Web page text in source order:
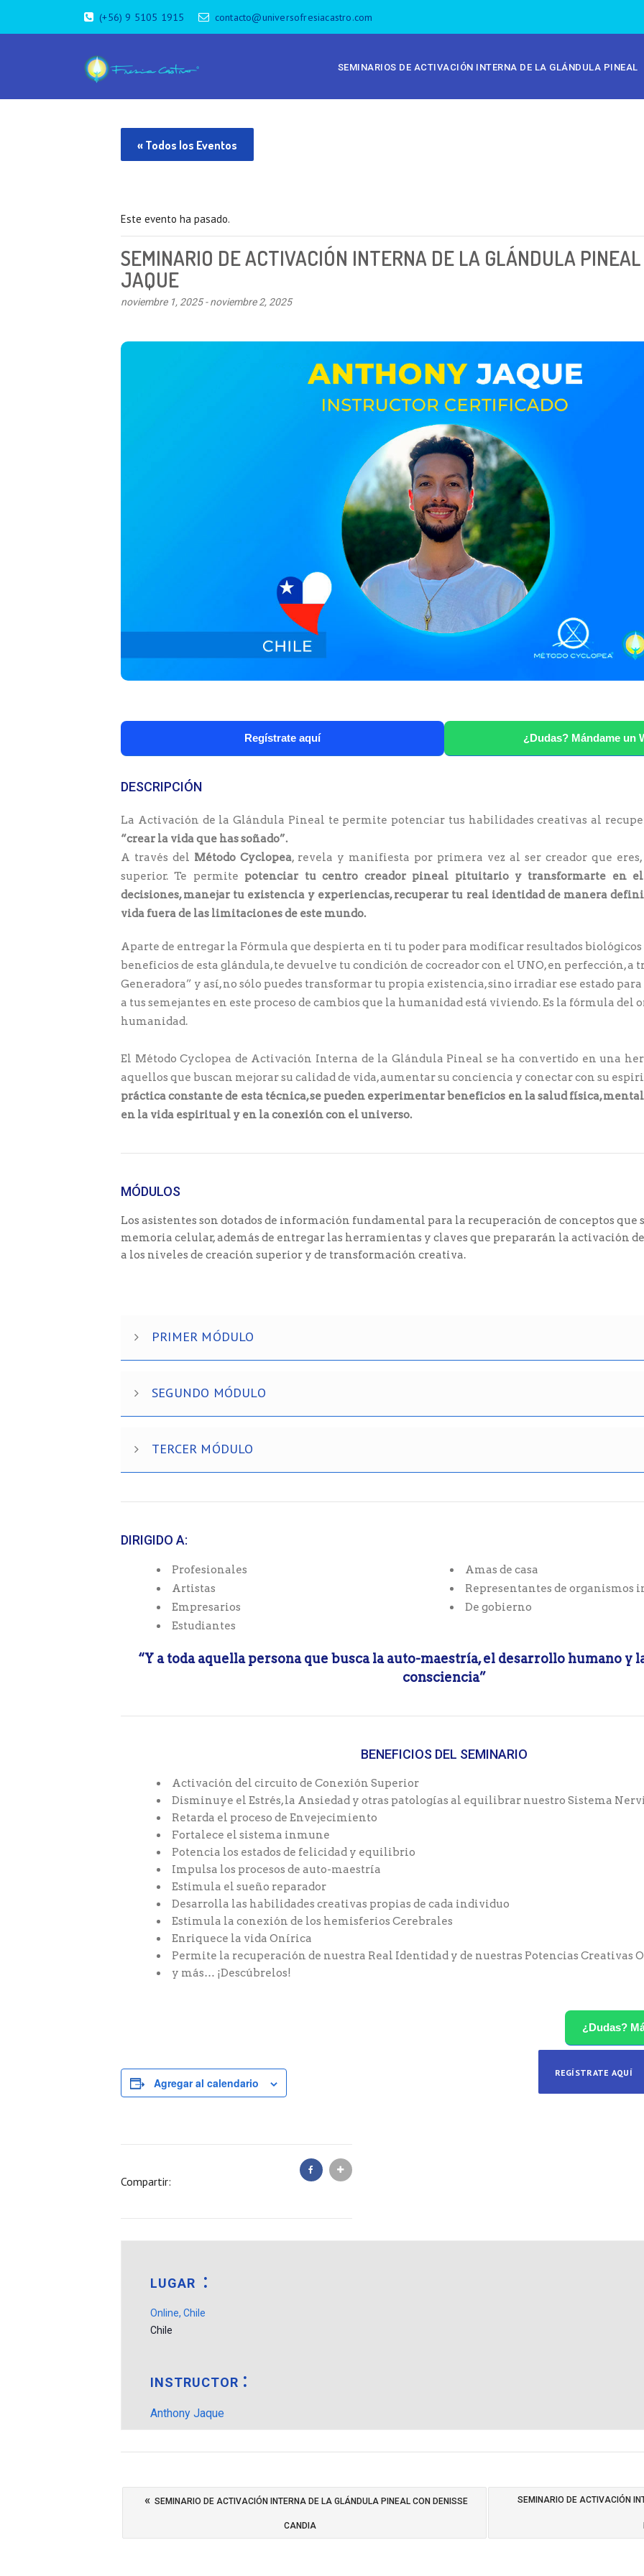
(+56) 9 5105 1915 contacto@universofresiacastro.com
SEMINARIOS DE ACTIVACIÓN INTERNA DE LA GLÁNDULA PINEAL
« Todos los Eventos
Este evento ha pasado.
SEMINARIO DE ACTIVACIÓN INTERNA DE LA GLÁNDULA
JAQUE
noviembre 1, 2025-noviembre 2, 2025
Regístrate aquí ¿Dudas? Mándame un
DESCRIPCIÓN
La Activación de la Glándula Pineal te permite potenciar tus habilidades creativas al
“crear la vida que has soñado”.
A través del Método Cyclopea, revela y manifiesta por primera vez al ser creador que
superior. Te permite potenciar tu centro creador pineal pituitario y transformarte en
decisiones, manejar tu existencia y experiencias, recuperar tu real identidad de manera
vida fuera de las limitaciones de este mundo.
Aparte de entregar la Fórmula que despierta en ti tu poder para modificar resultados
beneficios de esta glándula, te devuelve tu condición de cocreador con el UNO, en perfección, a
Generadora” y así, no sólo puedes transformar tu propia existencia, sino irradiar ese estado
a tus semejantes en este proceso de cambios que la humanidad está viviendo. Es la fórmula del
humanidad.
El Método Cyclopea de Activación Interna de la Glándula Pineal se ha convertido en una
aquellos que buscan mejorar su calidad de vida, aumentar su conciencia y conectar con su
práctica constante de esta técnica, se pueden experimentar beneficios en la salud física,
en la vida espiritual y en la conexión con el universo.
MÓDULOS
Los asistentes son dotados de información fundamental para la recuperación de conceptos que
memoria celular, además de entregar las herramientas y claves que prepararán la activación
a los niveles de creación superior y de transformación creativa.
PRIMER MÓDULO
SEGUNDO MÓDULO
TERCER MÓDULO
DIRIGIDO A:
Profesionales
Artistas
Empresarios
Estudiantes
Amas de casa
Representantes de organismos
De gobierno
“Y a toda aquella persona que busca la auto-maestría, el desarrollo humano y
consciencia”
BENEFICIOS DEL SEMINARIO
Activación del circuito de Conexión Superior
Disminuye el Estrés, la Ansiedad y otras patologías al equilibrar nuestro Sistema
Retarda el proceso de Envejecimiento
Fortalece el sistema inmune
Potencia los estados de felicidad y equilibrio
Impulsa los procesos de auto-maestría
Estimula el sueño reparador
Desarrolla las habilidades creativas propias de cada individuo
Estimula la conexión de los hemisferios Cerebrales
Enriquece la vida Onírica
Permite la recuperación de nuestra Real Identidad y de nuestras Potencias Creativas
y más… ¡Descúbrelos!
¿Dudas?
Agregar al calendario
REGÍSTRATE AQUÍ
LUGAR
Online, Chile
Chile
INSTRUCTOR
Anthony Jaque
Compartir:
« SEMINARIO DE ACTIVACIÓN INTERNA DE LA GLÁNDULA PINEAL CON DENISSE
CANDIA
SEMINARIO DE ACTIVACIÓN